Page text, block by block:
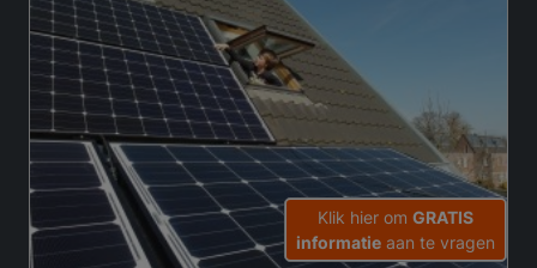
Klik hier om GRATIS
informatie aan te vragen